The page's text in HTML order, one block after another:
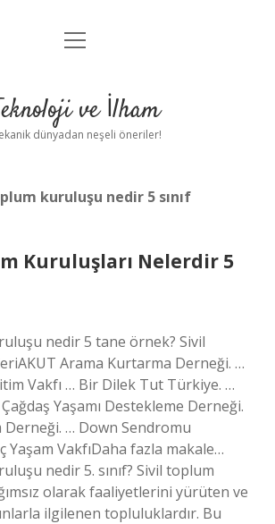
Anasayfa
Yasal Uyarı
menüyü
ve İlham
dünyadan neşeli öneriler!
kuruluşu nedir 5 sınıf
Kuruluşları Nelerdir 5
nedir 5 tane örnek? Sivil
Arama Kurtarma Derneği. …
Vakfı … Bir Dilek Tut Türkiye. …
Yaşamı Destekleme Derneği.
… Down Sendromu
Yaşam VakfıDaha fazla makale…
nedir 5. sınıf? Sivil toplum
olarak faaliyetlerini yürüten ve
ilgilenen topluluklardır. Bu